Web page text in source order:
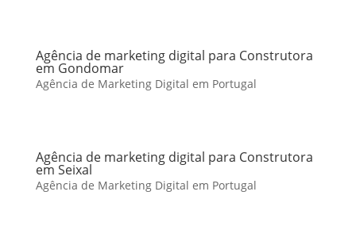
Agência de marketing digital para Construtora
em Gondomar
Agência de Marketing Digital em Portugal
Agência de marketing digital para Construtora
em Seixal
Agência de Marketing Digital em Portugal